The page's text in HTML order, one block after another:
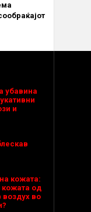
убавина
и
кожата:
кожата од
воздух во